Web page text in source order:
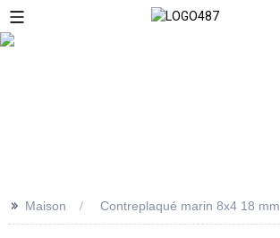
>> Maison Contreplaqué marin 8x4 18 mm